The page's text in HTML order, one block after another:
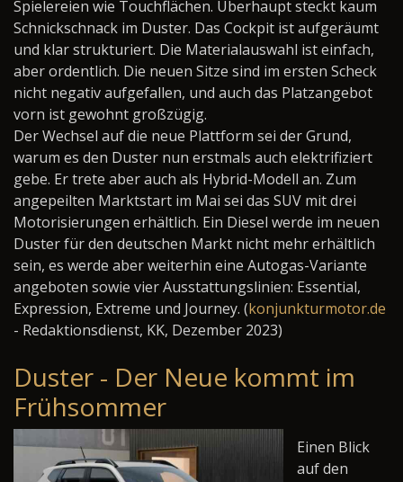
Spielereien wie Touchflächen. Überhaupt steckt kaum
Schnickschnack im Duster. Das Cockpit ist aufgeräumt
und klar strukturiert. Die Materialauswahl ist einfach,
aber ordentlich. Die neuen Sitze sind im ersten Scheck
nicht negativ aufgefallen, und auch das Platzangebot
vorn ist gewohnt großzügig.
Der Wechsel auf die neue Plattform sei der Grund,
warum es den Duster nun erstmals auch elektrifiziert
gebe. Er trete aber auch als Hybrid-Modell an. Zum
angepeilten Marktstart im Mai sei das SUV mit drei
Motorisierungen erhältlich. Ein Diesel werde im neuen
Duster für den deutschen Markt nicht mehr erhältlich
sein, es werde aber weiterhin eine Autogas-Variante
angeboten sowie vier Ausstattungslinien: Essential,
Expression, Extreme und Journey. (konjunkturmotor.de
- Redaktionsdienst, KK, Dezember 2023)
Duster - Der Neue kommt im
Frühsommer
Einen Blick
auf den